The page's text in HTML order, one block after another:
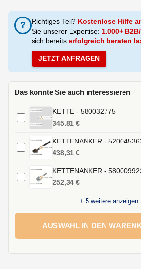
? Richtiges Teil? Kostenlose Hilfe
Sie unserer Expertise: 1.000+
sich bereits erfolgreich beraten
JETZT ANFRAGEN
Das könnte Sie auch interessieren
KETTE - 580032775
345,81 €
KETTENANKER -
438,31 €
KETTENANKER -
252,34 €
+ 5 weitere anzeigen
AUSWAHL IN DEN